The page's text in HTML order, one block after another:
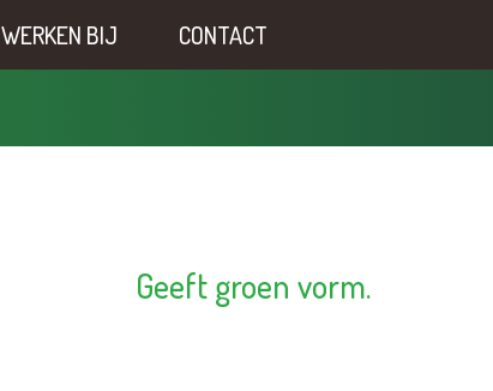
WERKEN BIJ CONTACT
Geeft groen vorm.